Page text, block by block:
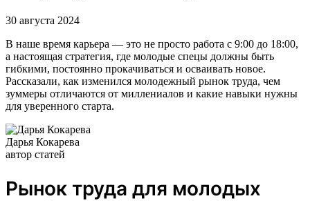
30 августа 2024
В наше время карьера — это не просто работа с 9:00 до 18:00,
а настоящая стратегия, где молодые спецы должны быть
гибкими, постоянно прокачиваться и осваивать новое.
Рассказали, как изменился молодежный рынок труда, чем
зуммеры отличаются от миллениалов и какие навыки нужны
для уверенного старта.
Дарья Кокарева
автор статей
Рынок труда для молодых